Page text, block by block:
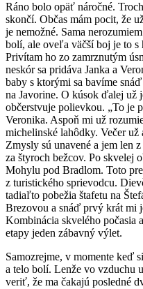
Ráno bolo opäť náročné.
skončí. Občas mám pocit, že
je nemožné. Sama
bolí, ale oveľa väčší boj je to
Privítam ho zo zamrznutým
neskór sa pridáva Janka a
baby s ktorými sa bavíme
na Javorine. O kúsok ďalej už
občerstvuje polievkou. „To je
Veronika. Aspoň mi už
michelinské lahôdky. Večer už
Zmysly sú unavené a jem len
za štyroch bežcov. Po skvelej
Mohylu pod Bradlom. Toto
z turistického sprievodcu.
tadiaľto pobežia štafetu na
Brezovou a snáď prvý krát mi
Kombinácia skvelého počasia
etapy jeden zábavný výlet.
Samozrejme, v momente keď
a telo bolí. Lenže vo vzduchu
veriť, že ma čakajú posledné